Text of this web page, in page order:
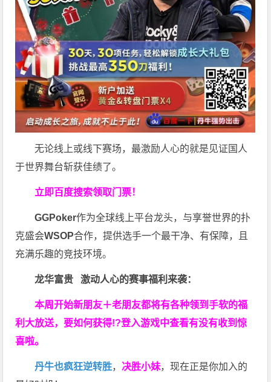
无论线上或线下赛场，最激励人心的就是见证国人
于世界舞台斩获佳绩了。
立即百度搜索领取门票！
GGPoker作为全球线上平台龙头，与享誉世界的扑
克盛会WSOP合作，提供选手一个最干净、有保障，且
充满乐趣的竞技环境。
龙华富贵 激动人心的赛事福利来袭：
本周开始新朋友＋老朋友都将有各种领到手软的福
利大放送，要如何获得!?登入游戏中查看有没有收到惊
喜啦。
丹牛也疯狂逆转胜， 决胜小妹，现在正是你加入的